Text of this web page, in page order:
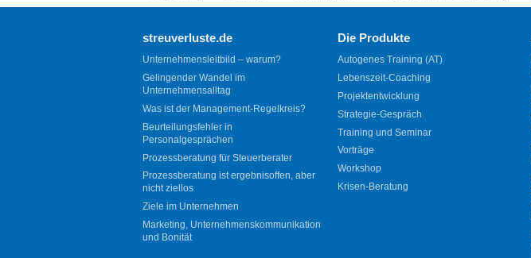
streuverluste.de
Unternehmensleitbild – warum?
Gelingender Wandel im
Unternehmensalltag
Was ist der Management-Regelkreis?
Beurteilungsfehler in
Personalgesprächen
Prozessberatung für Steuerberater
Prozessberatung ist ergebnisoffen, aber
nicht ziellos
Ziele im Unternehmen
Marketing, Unternehmenskommunikation
und Bonität
Die Produkte
Autogenes Training (AT)
Lebenszeit-Coaching
Projektentwicklung
Strategie-Gespräch
Training und Seminar
Vorträge
Workshop
Krisen-Beratung